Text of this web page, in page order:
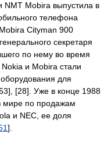
Mobira выпустила в
телефона
Cityman 900
секретаря
по нему во время
и Mobira стали
для
[28]. Уже в конце 1988
мире по продажам
и NEC, ее доля
].